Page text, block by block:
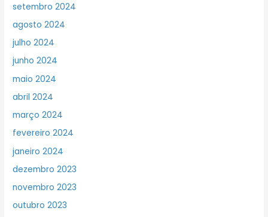
setembro 2024
agosto 2024
julho 2024
junho 2024
maio 2024
abril 2024
março 2024
fevereiro 2024
janeiro 2024
dezembro 2023
novembro 2023
outubro 2023